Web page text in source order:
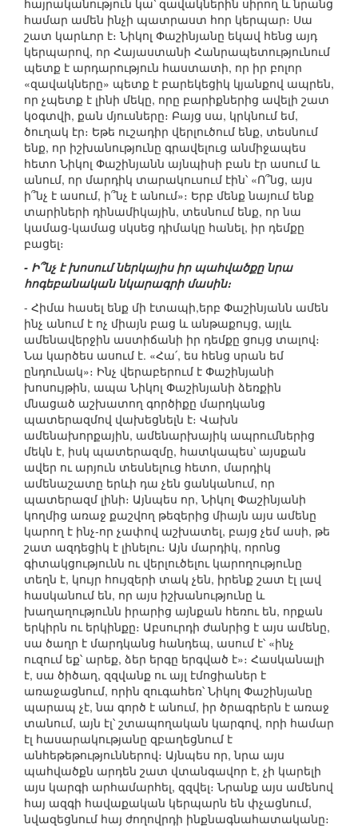
հայրականություն կա՝ զավակներին սիրող և նրանց
համար ամեն ինչի պատրաստ հոր կերպար։ Սա
շատ կարևոր է։ Նիկոլ Փաշինյանը եկավ հենց այդ
կերպարով, որ Հայաստանի Հանրապետությունում
պետք է արդարություն հաստատի, որ իր բոլոր
«զավակները» պետք է բարեկեցիկ կյանքով ապրեն,
որ չպետք է լինի մեկը, որը բարիքներից ավելի շատ
կօգտվի, քան մյուսները։ Բայց սա, կրկնում եմ,
ծուղակ էր։ Եթե ուշադիր վերլուծում ենք, տեսնում
ենք, որ իշխանությունը գրավելուց անմիջապես
հետո Նիկոլ Փաշինյանն այնպիսի բան էր ասում և
անում, որ մարդիկ տարակուսում էին՝ «Ո՞նց, այս
ի՞նչ է ասում, ի՞նչ է անում»։ Երբ մենք նայում ենք
տարիների դինամիկային, տեսնում ենք, որ նա
կամաց-կամաց սկսեց դիմակը հանել, իր դեմքը
բացել։
- Ի՞նչ է խոսում ներկայիս իր պահվածքը նրա
հոգեբանական նկարագրի մասին։
- Հիմա հասել ենք մի էտապի,երբ Փաշինյանն ամեն
ինչ անում է ոչ միայն բաց և անթաքույց, այլև
ամենավերջին աստիճանի իր դեմքը ցույց տալով։
Նա կարծես ասում է. «Հա՛, ես հենց սրան եմ
ընդունակ»։ Ինչ վերաբերում է Փաշինյանի
խոսույթին, ապա Նիկոլ Փաշինյանի ձեռքին
մնացած աշխատող գործիքը մարդկանց
պատերազմով վախեցնելն է։ Վախն
ամենախորքային, ամենարխայիկ ապրումներից
մեկն է, իսկ պատերազմը, հատկապես՝ այսքան
ավեր ու արյուն տեսնելուց հետո, մարդիկ
ամենաշատը երևի դա չեն ցանկանում, որ
պատերազմ լինի։ Այնպես որ, Նիկոլ Փաշինյանի
կողմից առաջ քաշվող թեզերից միայն այս ամենը
կարող է ինչ-որ չափով աշխատել, բայց չեմ ասի, թե
շատ ազդեցիկ է լինելու։ Այն մարդիկ, որոնց
գիտակցությունն ու վերլուծելու կարողությունը
տեղն է, կույր հույզերի տակ չեն, իրենք շատ էլ լավ
հասկանում են, որ այս իշխանությունը և
խաղաղությունն իրարից այնքան հեռու են, որքան
երկիրն ու երկինքը։ Աբսուրդի ժանրից է այս ամենը,
սա ծաղր է մարդկանց հանդեպ, ասում է՝ «ինչ
ուզում եք՝ արեք, ձեր երգը երգված է»։ Հասկանալի
է, սա ծիծաղ, զզվանք ու այլ էմոցիաներ է
առաջացնում, որին զուգահեռ՝ Նիկոլ Փաշինյանը
պարապ չէ, նա գործ է անում, իր ծրագրերն է առաջ
տանում, այն էլ՝ շտապողական կարգով, որի համար
էլ հասարակությանը զբաղեցնում է
անհեթեթություններով։ Այնպես որ, նրա այս
պահվածքն արդեն շատ վտանգավոր է, չի կարելի
այս կարգի արհամարհել, զզվել։ Նրանք այս ամենով
հայ ազգի հավաքական կերպարն են փչացնում,
նվազեցնում հայ ժողովրդի ինքնագնահատականը։